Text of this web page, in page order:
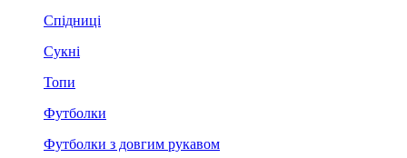
Спідниці
Сукні
Топи
Футболки
Футболки з довгим рукавом